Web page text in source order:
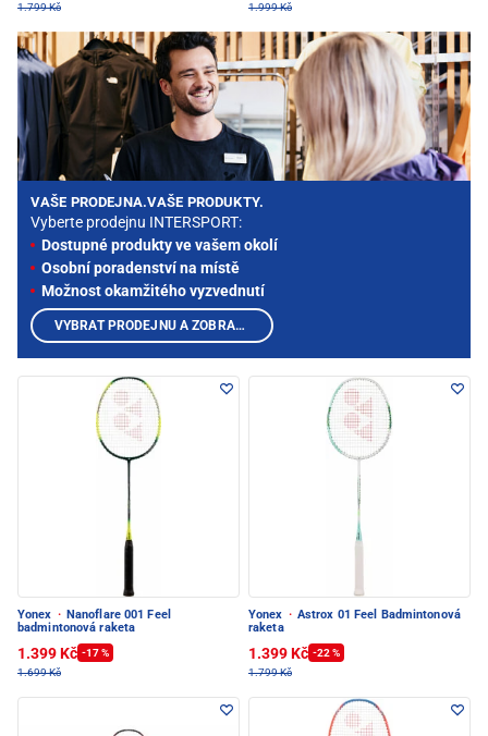
1.799 Kč
1.999 Kč
Yonex · Nanoflare 001 Feel
badmintonová raketa
1.399 Kč -17 %
1.699 Kč
Yonex · Astrox 01 Feel Badmintonová
raketa
1.399 Kč -22 %
1.799 Kč
VAŠE PRODEJNA.VAŠE PRODUKTY.
Vyberte prodejnu INTERSPORT:
Dostupné produkty ve vašem okolí
Osobní poradenství na místě
Možnost okamžitého vyzvednutí
VYBRAT PRODEJNU A ZOBRAZIT PRODUKTY